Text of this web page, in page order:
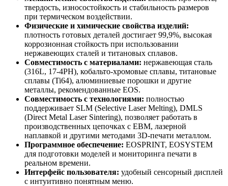
твердость, износостойкость и стабильность размеров
при термическом воздействии.
Физические и химические свойства изделий:
плотность готовых деталей достигает 99,9%, высокая
коррозионная стойкость при использовании
нержавеющих сталей и титановых сплавов.
Совместимость с материалами: нержавеющая сталь
(316L, 17-4PH), кобальто-хромовые сплавы, титановые
сплавы (Ti64), алюминиевые порошки и другие
металлы, рекомендованные EOS.
Совместимость с технологиями: полностью
поддерживает SLM (Selective Laser Melting), DMLS
(Direct Metal Laser Sintering), позволяет работать в
производственных цепочках с EBM, лазерной
наплавкой и другими методами 3D-печати металлом.
Программное обеспечение: EOSPRINT, EOSYSTEM
для подготовки моделей и мониторинга печати в
реальном времени.
Интерфейс пользователя: удобный сенсорный дисплей
с интуитивно понятным меню.